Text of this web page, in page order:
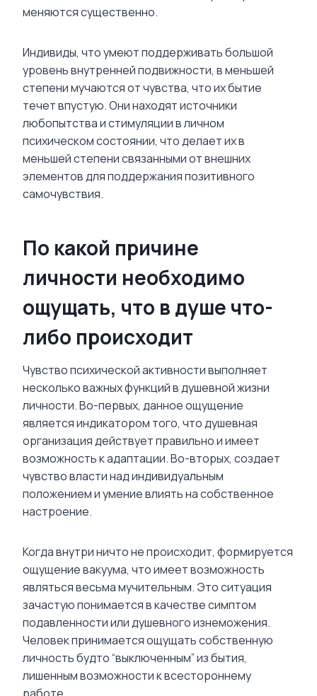
меняются существенно.
Индивиды, что умеют поддерживать большой
уровень внутренней подвижности, в меньшей
степени мучаются от чувства, что их бытие
течет впустую. Они находят источники
любопытства и стимуляции в личном
психическом состоянии, что делает их в
меньшей степени связанными от внешних
элементов для поддержания позитивного
самочувствия.
По какой причине
личности необходимо
ощущать, что в душе что-
либо происходит
Чувство психической активности выполняет
несколько важных функций в душевной жизни
личности. Во-первых, данное ощущение
является индикатором того, что душевная
организация действует правильно и имеет
возможность к адаптации. Во-вторых, создает
чувство власти над индивидуальным
положением и умение влиять на собственное
настроение.
Когда внутри ничто не происходит, формируется
ощущение вакуума, что имеет возможность
являться весьма мучительным. Это ситуация
зачастую понимается в качестве симптом
подавленности или душевного изнеможения.
Человек принимается ощущать собственную
личность будто “выключенным” из бытия,
лишенным возможности к всестороннему